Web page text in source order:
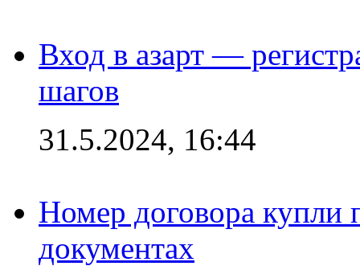
Вход в азарт —
шагов
31.5.2024, 16:44
Номер договора купли
документах